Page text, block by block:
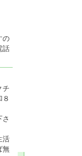
の
話
チ
活
無